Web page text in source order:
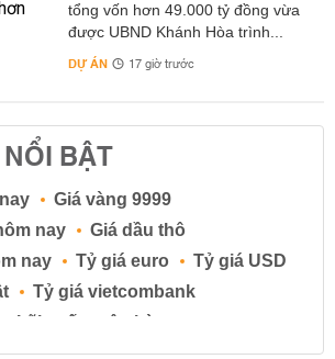
tổng vốn hơn 49.000 tỷ đồng vừa
được UBND Khánh Hòa trình...
DỰ ÁN 17 giờ trước
BẬT
Giá vàng 9999
nay
Giá dầu thô
nay
Tỷ giá euro
Tỷ giá USD
Tỷ giá vietcombank
Lãi suất ngân hàng
Lãi suất tiền gửi